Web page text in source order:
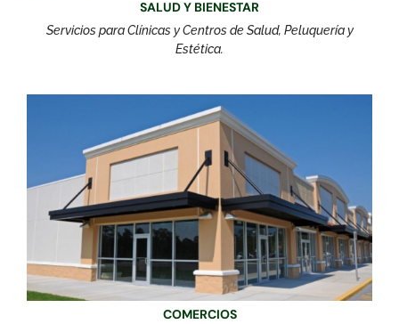
SALUD Y BIENESTAR
Servicios para Clínicas y Centros de Salud, Peluquería y
Estética.
COMERCIOS